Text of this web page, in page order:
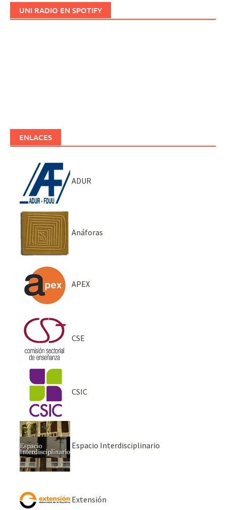
UNI RADIO EN SPOTIFY
ENLACES
ADUR
Anáforas
APEX
CSE
CSIC
Espacio Interdisciplinario
Extensión